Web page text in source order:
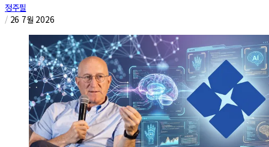
정주필
/ 26 7월 2026